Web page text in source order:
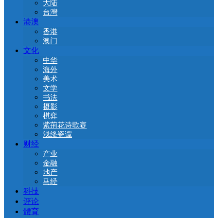
大陆
台灣
港澳
香港
澳门
文化
中华
海外
美术
文学
书法
摄影
棋弈
紫荊花诗歌赛
浅绛瓷谭
财经
产业
金融
地产
马经
科技
评论
體育